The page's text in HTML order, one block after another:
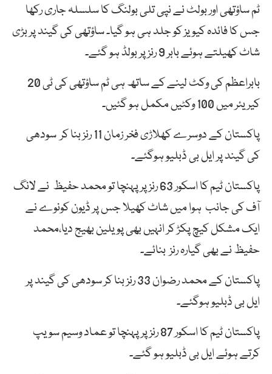
ٹم ساؤتھی اور بولٹ نے نپی تلی بولنگ کا سلسلہ جاری رکھا
جس کا فائدہ کیویز کو جلد ہی ہو گیا۔ ساؤتھی کی گیند پر بڑی
شاٹ کھیلتے ہوئے بابر 9 رنز پر بولڈ ہو گئے۔
بابراعظم کی وکٹ لینے کے ساتھ ہی ٹم ساؤتھی کی ٹی 20
کیریئر میں 100 وکٹیں مکمل ہو گئیں۔
پاکستان کے دوسرے کھلاڑی فخر زمان 11 رنز بنا کر سودھی
کی گیند پر ایل بی ڈبلیو ہوگئے۔
پاکستان ٹیم کا اسکور 63 رنز پر پہنچا تو محمد حفیظ نے لانگ
آف کی جانب ہوا میں شاٹ کھیلا جس پر ڈیون کونوے نے
ایک مشکل کیچ پکڑ کر انہیں بھی پویلین بھیج دیا،محمد
حفیظ نے بھی گیارہ رنز بنائے۔
پاکستان کے محمد رضوان 33 رنز بنا کر سودھی کی گیند پر
ایل بی ڈبلیو ہوگئے۔
پاکستان ٹیم کا اسکور 87 رنز پر پہنچا تو عماد وسیم سویپ
کرتے ہوئے ایل بی ڈبلیو ہو گئے۔